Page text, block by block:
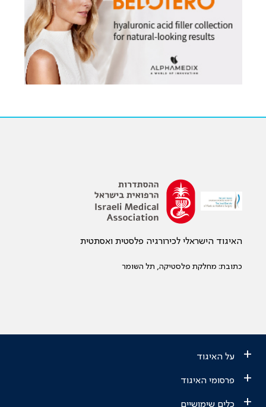
האיגוד הישראלי לכירורגיה פלסטית ואסתטית
כתובת: מחלקת פלסטיקה, תל השומר
+ על האיגוד
+ פרסומי האיגוד
+ כלים שימושיים